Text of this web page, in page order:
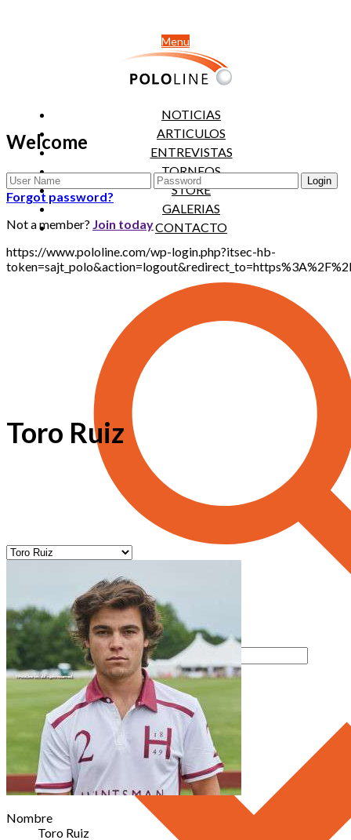
Menu
NOTICIAS
ARTICULOS
ENTREVISTAS
TORNEOS
STORE
GALERIAS
CONTACTO
Welcome
Forgot password?
Not a member? Join today
https://www.pololine.com/wp-login.php?itsec-hb-
Toro Ruiz
Nombre
Toro Ruiz